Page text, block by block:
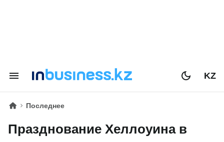
KZ
Последнее
Празднование Хеллоуина в